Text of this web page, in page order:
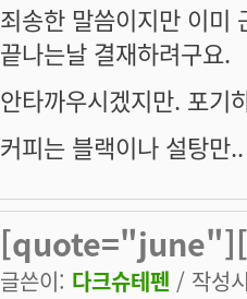
죄송한 말씀이지만 이미
끝나는날 결재하려구요.
안타까우시겠지만. 포
커피는 블랙이나 설탕만..
글쓴이: 다크슈테펜 / 작성